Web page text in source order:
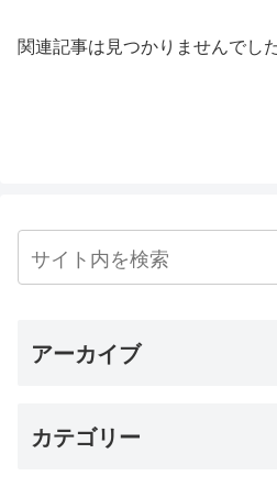
関連記事は見つかりませんでした
アーカイブ
カテゴリー